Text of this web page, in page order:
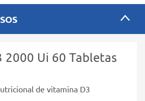
2000 Ui 60 Tabletas
de vitamina D3